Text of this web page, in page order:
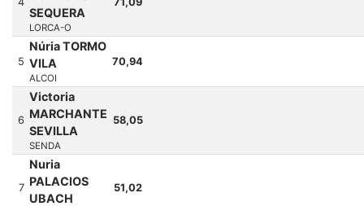
SEQUERA
LORCA-O
5
Núria TORMO
VILA
ALCOI
70,94
6
Victoria
MARCHANTE
SEVILLA
SENDA
58,05
7
Nuria
PALACIOS
UBACH
51,02